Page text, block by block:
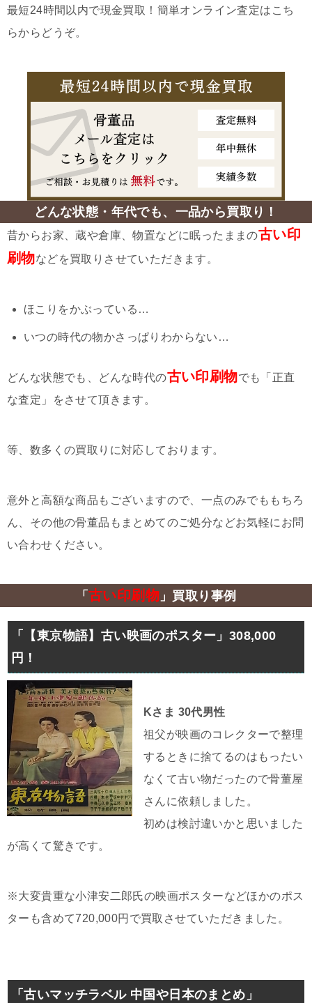
最短24時間以内で現金買取！簡単オンライン査定はこち
らからどうぞ。
どんな状態・年代でも、一品から買取り！
昔からお家、蔵や倉庫、物置などに眠ったままの古い印
刷物などを買取りさせていただきます。
ほこりをかぶっている…
いつの時代の物かさっぱりわからない…
どんな状態でも、どんな時代の古い印刷物でも「正直
な査定」をさせて頂きます。
等、数多くの買取りに対応しております。
意外と高額な商品もございますので、一点のみでももちろ
ん、その他の骨董品もまとめてのご処分などお気軽にお問
い合わせください。
「 古い印刷物 」買取り事例
「【東京物語】古い映画のポスター」308,000
円！
Kさま 30代男性
祖父が映画のコレクターで整理
するときに捨てるのはもったい
なくて古い物だったので骨董屋
さんに依頼しました。
初めは検討違いかと思いました
が高くて驚きです。
※大変貴重な小津安二郎氏の映画ポスターなどほかのポス
ターも含めて720,000円で買取させていただきました。
「古いマッチラベル 中国や日本のまとめ」